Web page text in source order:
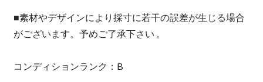
■素材やデザインにより採寸に若干の誤差が生じる場合
がございます。予めご了承下さい 。
コンディションランク：B